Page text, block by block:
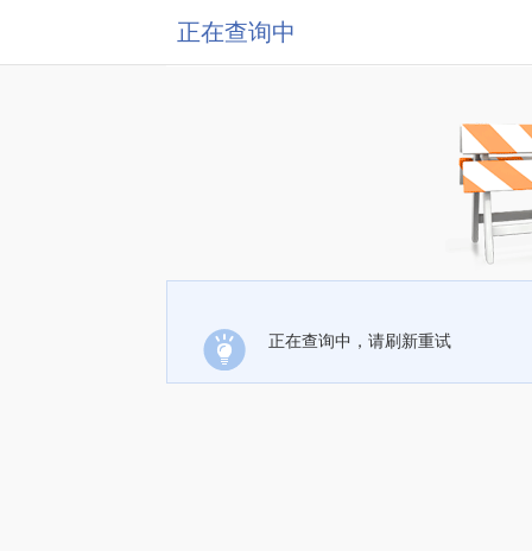
正在查询中
正在查询中，请刷新重试